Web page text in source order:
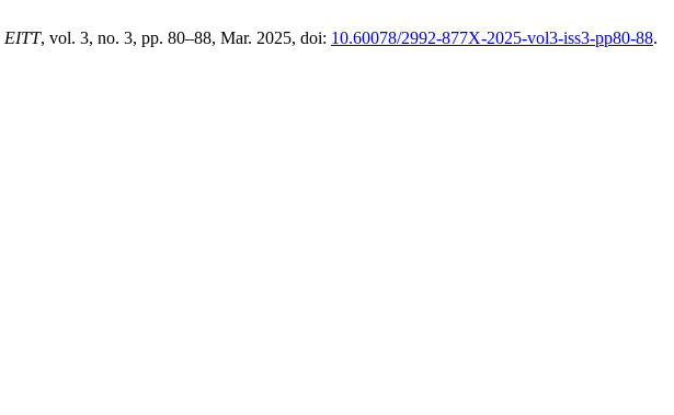
EITT, vol. 3, no. 3, pp. 80–88, Mar. 2025, doi: 10.60078/2992-877X-2025-vol3-iss3-pp80-88.